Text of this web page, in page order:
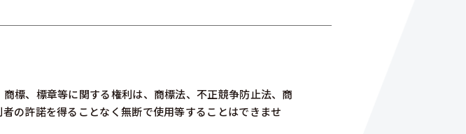
標、標章等に関する権利は、商標法、不正競争防止法、商
の許諾を得ることなく無断で使用等することはできませ